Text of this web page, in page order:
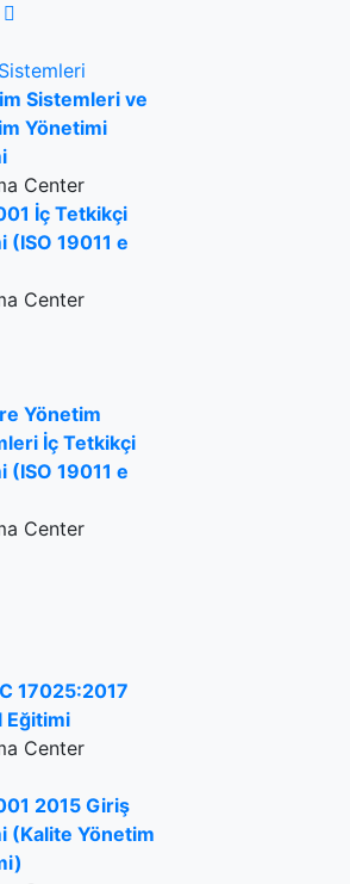
Sistemleri ve
Yönetimi
Center
İç Tetkikçi
(ISO 19011 e
Center
Yönetim
İç Tetkikçi
(ISO 19011 e
Center
17025:2017
Eğitimi
Center
2015 Giriş
(Kalite Yönetim